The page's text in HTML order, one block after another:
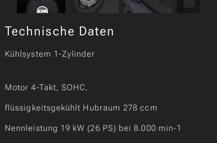
Technische Daten
Kühlsystem 1-Zylinder
Motor 4-Takt, SOHC,
flüssigkeitsgekühlt Hubraum 278 ccm
Nennleistung 19 kW (26 PS) bei 8.000 min-1